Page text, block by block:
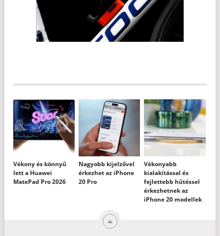
Vékony és könnyű
lett a Huawei
MatePad Pro 2026
Nagyobb kijelzővel
érkezhet az iPhone
20 Pro
Vékonyabb
kialakítással és
fejlettebb hűtéssel
érkezhetnek az
iPhone 20 modellek